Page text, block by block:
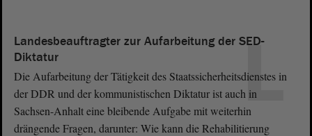
L
Landesbeauftragter zur Aufarbeitung der SED-
Diktatur
Die Aufarbeitung der Tätigkeit des Staatssicherheitsdienstes in
der DDR und der kommunistischen Diktatur ist auch in
Sachsen-Anhalt eine bleibende Aufgabe mit weiterhin
drängende Fragen, darunter: Wie kann die Rehabilitierung